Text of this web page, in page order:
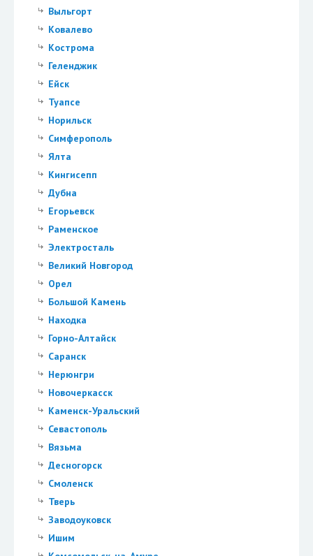
Выльгорт
Ковалево
Кострома
Геленджик
Ейск
Туапсе
Норильск
Симферополь
Ялта
Кингисепп
Дубна
Егорьевск
Раменское
Электросталь
Великий Новгород
Орел
Большой Камень
Находка
Горно-Алтайск
Саранск
Нерюнгри
Новочеркасск
Каменск-Уральский
Севастополь
Вязьма
Десногорск
Смоленск
Тверь
Заводоуковск
Ишим